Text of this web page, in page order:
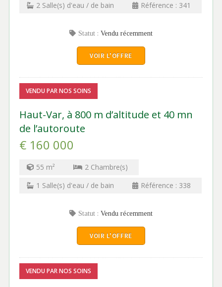
2 Salle(s) d'eau / de bain Référence : 341
Statut : Vendu récemment
VOIR L'OFFRE
VENDU PAR NOS SOINS
Haut-Var, à 800 m d’altitude et 40 mn
de l’autoroute
€ 160 000
55 m² 2 Chambre(s)
1 Salle(s) d'eau / de bain Référence : 338
Statut : Vendu récemment
VOIR L'OFFRE
VENDU PAR NOS SOINS